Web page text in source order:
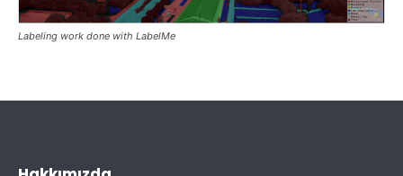
Labeling work done with LabelMe